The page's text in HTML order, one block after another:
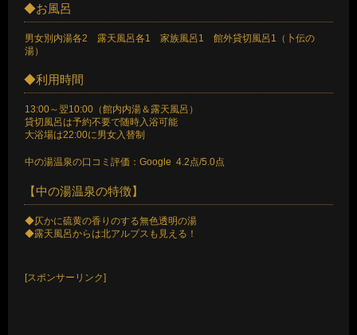
◆お風呂
男女別内湯各2 露天風呂各1 家族風呂1 館外貸切風呂1（卜伝の
湯）
◆利用時間
13:00～翌10:00（館内内湯＆露天風呂）
貸切風呂は予約不要で随時入浴可能
大浴場は22:00に男女入替制
中の湯温泉の口コミ評価：Google 4.2点/5.0点
【中の湯温泉の特徴】
◆仄かに硫黄の香りのする無色透明の湯
◆露天風呂からは北アルプスも見える！
[スポンサーリンク]